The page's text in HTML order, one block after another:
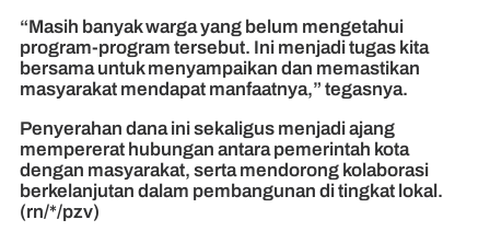
“Masih banyak warga yang belum mengetahui
program-program tersebut. Ini menjadi tugas kita
bersama untuk menyampaikan dan memastikan
masyarakat mendapat manfaatnya,” tegasnya.
Penyerahan dana ini sekaligus menjadi ajang
mempererat hubungan antara pemerintah kota
dengan masyarakat, serta mendorong kolaborasi
berkelanjutan dalam pembangunan di tingkat lokal.
(rn/*/pzv)